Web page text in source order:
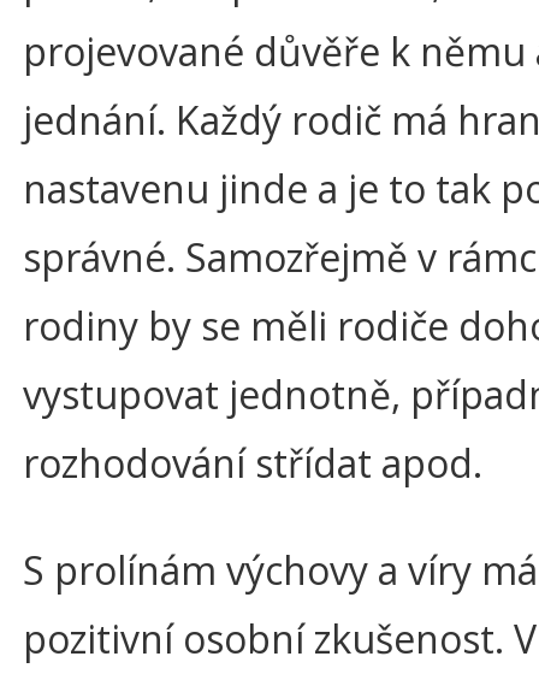
projevované důvěře k němu
jednání. Každý rodič má
nastavenu jinde a je to tak
správné. Samozřejmě v
rodiny by se měli rodiče
vystupovat jednotně,
rozhodování střídat apod.
S prolínám výchovy a víry
pozitivní osobní zkušenost.